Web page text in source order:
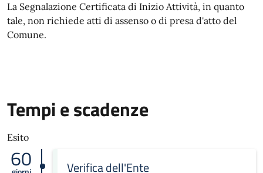
La Segnalazione Certificata di Inizio Attività, in quanto
tale, non richiede atti di assenso o di presa d'atto del
Comune.
Tempi e scadenze
Esito
60 Verifica dell'Ente